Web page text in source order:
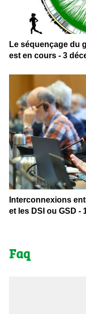
Le séquençage du
est en cours - 3
Interconnexions
et les DSI ou GSD -
Faq